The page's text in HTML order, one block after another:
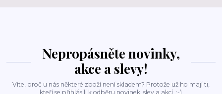
Nepropásněte novinky,
akce a slevy!
Víte, proč u nás některé zboží není skladem? Protože už ho mají ti,
kteří se přihlásili k odběru novinek, slev a akcí. :-)